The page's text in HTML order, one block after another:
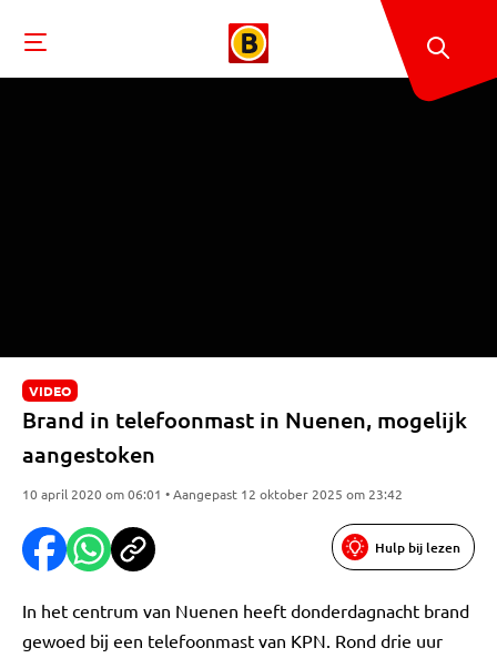
VIDEO
Brand in telefoonmast in Nuenen, mogelijk
aangestoken
10 april 2020 om 06:01 • Aangepast 12 oktober 2025 om 23:42
Hulp bij lezen
In het centrum van Nuenen heeft donderdagnacht brand
gewoed bij een telefoonmast van KPN. Rond drie uur